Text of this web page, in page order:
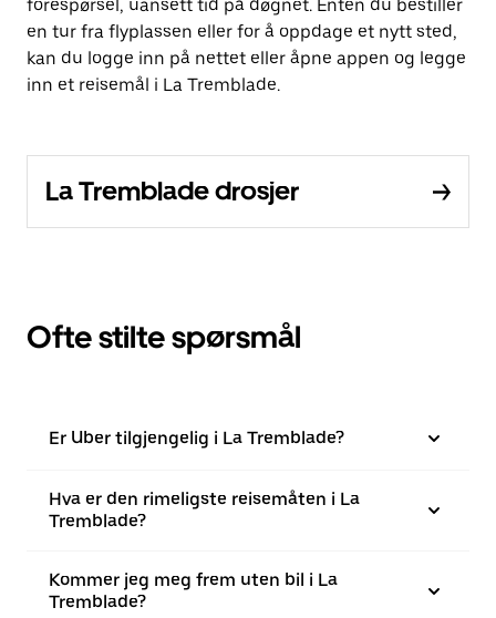
forespørsel, uansett tid på døgnet. Enten du bestiller
en tur fra flyplassen eller for å oppdage et nytt sted,
kan du logge inn på nettet eller åpne appen og legge
inn et reisemål i La Tremblade.
La Tremblade drosjer
Ofte stilte spørsmål
Er Uber tilgjengelig i La Tremblade?
Hva er den rimeligste reisemåten i La
Tremblade?
Kommer jeg meg frem uten bil i La
Tremblade?